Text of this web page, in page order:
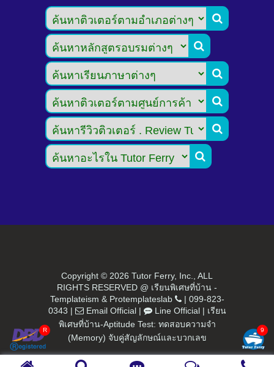






Copyright © 2026 Tutor Ferry, Inc., ALL
RIGHTS RESERVED @ เรียนพิเศษที่บ้าน -
Templateism & Protemplateslab | 099-823-
0343 | Email Official| Line Official| เรียน
พิเศษที่บ้าน-Aptitude Test: ทดสอบความจำ
(Memory) จับคู่สัญลักษณ์และบวกเลข